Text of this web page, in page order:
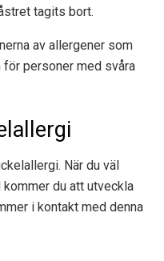
tagits bort.
av allergener som
för personer med svåra
När du väl
du att utveckla
i kontakt med denna